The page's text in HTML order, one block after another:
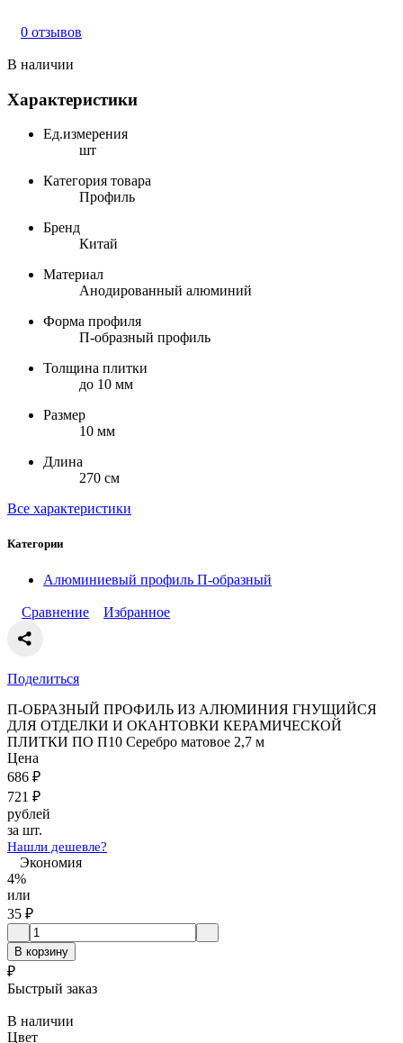
0 отзывов
В наличии
Характеристики
Ед.измерения
шт
Категория товара
Профиль
Бренд
Китай
Материал
Анодированный алюминий
Форма профиля
П-образный профиль
Толщина плитки
до 10 мм
Размер
10 мм
Длина
270 см
Все характеристики
Категории
Алюминиевый профиль П-образный
Сравнение Избранное
Поделиться
П-ОБРАЗНЫЙ ПРОФИЛЬ ИЗ АЛЮМИНИЯ ГНУЩИЙСЯ
ДЛЯ ОТДЕЛКИ И ОКАНТОВКИ КЕРАМИЧЕСКОЙ
ПЛИТКИ ПО П10 Серебро матовое 2,7 м
Цена
686 ₽
721 ₽
рублей
за шт.
Нашли дешевле?
Экономия
4%
или
35 ₽
В корзину
₽
Быстрый заказ
В наличии
Цвет